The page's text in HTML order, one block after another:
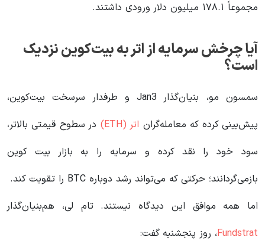
مجموعاً ۱۷۸.۱ میلیون دلار ورودی داشتند.
آیا چرخش سرمایه از اتر به بیت‌کوین نزدیک
است؟
سمسون مو، بنیان‌گذار Jan3 و طرفدار سرسخت بیت‌کوین،
پیش‌بینی کرده که معامله‌گران اتر (ETH)
در سطوح قیمتی بالاتر،
سود خود را نقد کرده و سرمایه را به بازار بیت کوین
بازمی‌گردانند؛ حرکتی که می‌تواند رشد دوباره BTC را تقویت کند.
اما همه موافق این دیدگاه نیستند. تام لی، هم‌بنیان‌گذار
Fundstrat، روز پنجشنبه گفت: